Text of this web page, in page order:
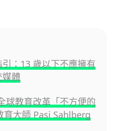
：13 歲以下不應擁有
體
球教育改革「不方便的
大師 Pasi Sahlberg